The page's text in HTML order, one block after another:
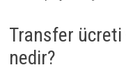
Transfer
nedir?